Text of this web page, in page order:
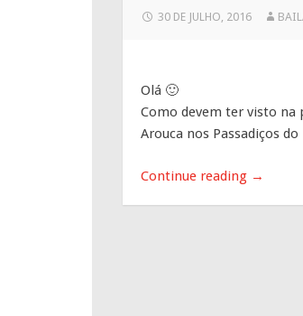
30 DE JULHO, 2016
Olá 🙂
Como devem ter visto na
Arouca nos Passadiços
Continue reading →